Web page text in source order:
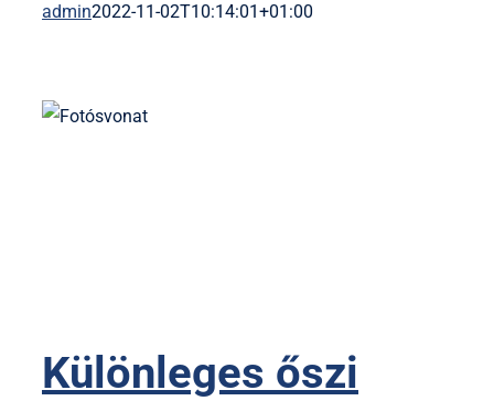
admin2022-11-02T10:14:01+01:00
Különleges őszi